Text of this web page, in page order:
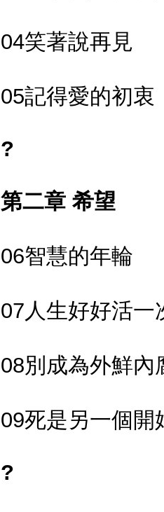
04笑著說再見
05記得愛的初衷
?
第二章 希望
06智慧的年輪
07人生好好活一
08別成為外鮮內
09死是另一個開
?